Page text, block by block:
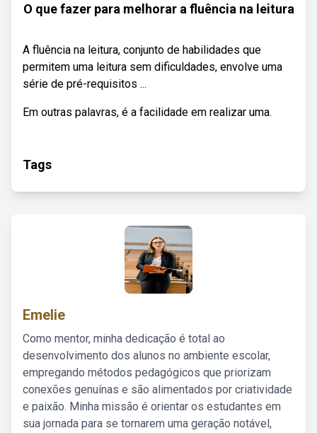
O que fazer para melhorar a fluência na leitura
A fluência na leitura, conjunto de habilidades que
permitem uma leitura sem dificuldades, envolve uma
série de pré-requisitos ...
Em outras palavras, é a facilidade em realizar uma.
Tags
Emelie
Como mentor, minha dedicação é total ao
desenvolvimento dos alunos no ambiente escolar,
empregando métodos pedagógicos que priorizam
conexões genuínas e são alimentados por criatividade
e paixão. Minha missão é orientar os estudantes em
sua jornada para se tornarem uma geração notável,